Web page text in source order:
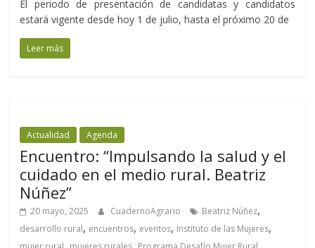
El periodo de presentación de candidatas y candidatos
estará vigente desde hoy 1 de julio, hasta el próximo 20 de
Leer más
Actualidad Agenda
Encuentro: “Impulsando la salud y el
cuidado en el medio rural. Beatriz
Núñez”
20 mayo, 2025 CuadernoAgrario Beatriz Núñez,
desarrollo rural, encuentros, eventos, Instituto de las Mujeres,